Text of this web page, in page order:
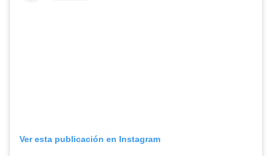
Ver esta publicación en Instagram